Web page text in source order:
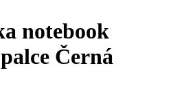
notebook
Černá